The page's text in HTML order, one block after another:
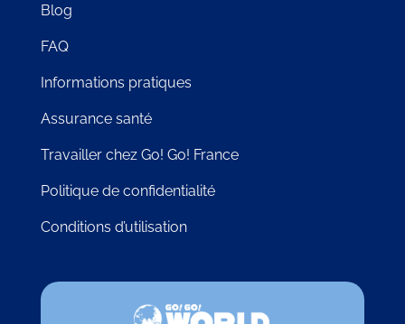
Blog
FAQ
Informations pratiques
Assurance santé
Travailler chez Go! Go! France
Politique de confidentialité
Conditions d’utilisation